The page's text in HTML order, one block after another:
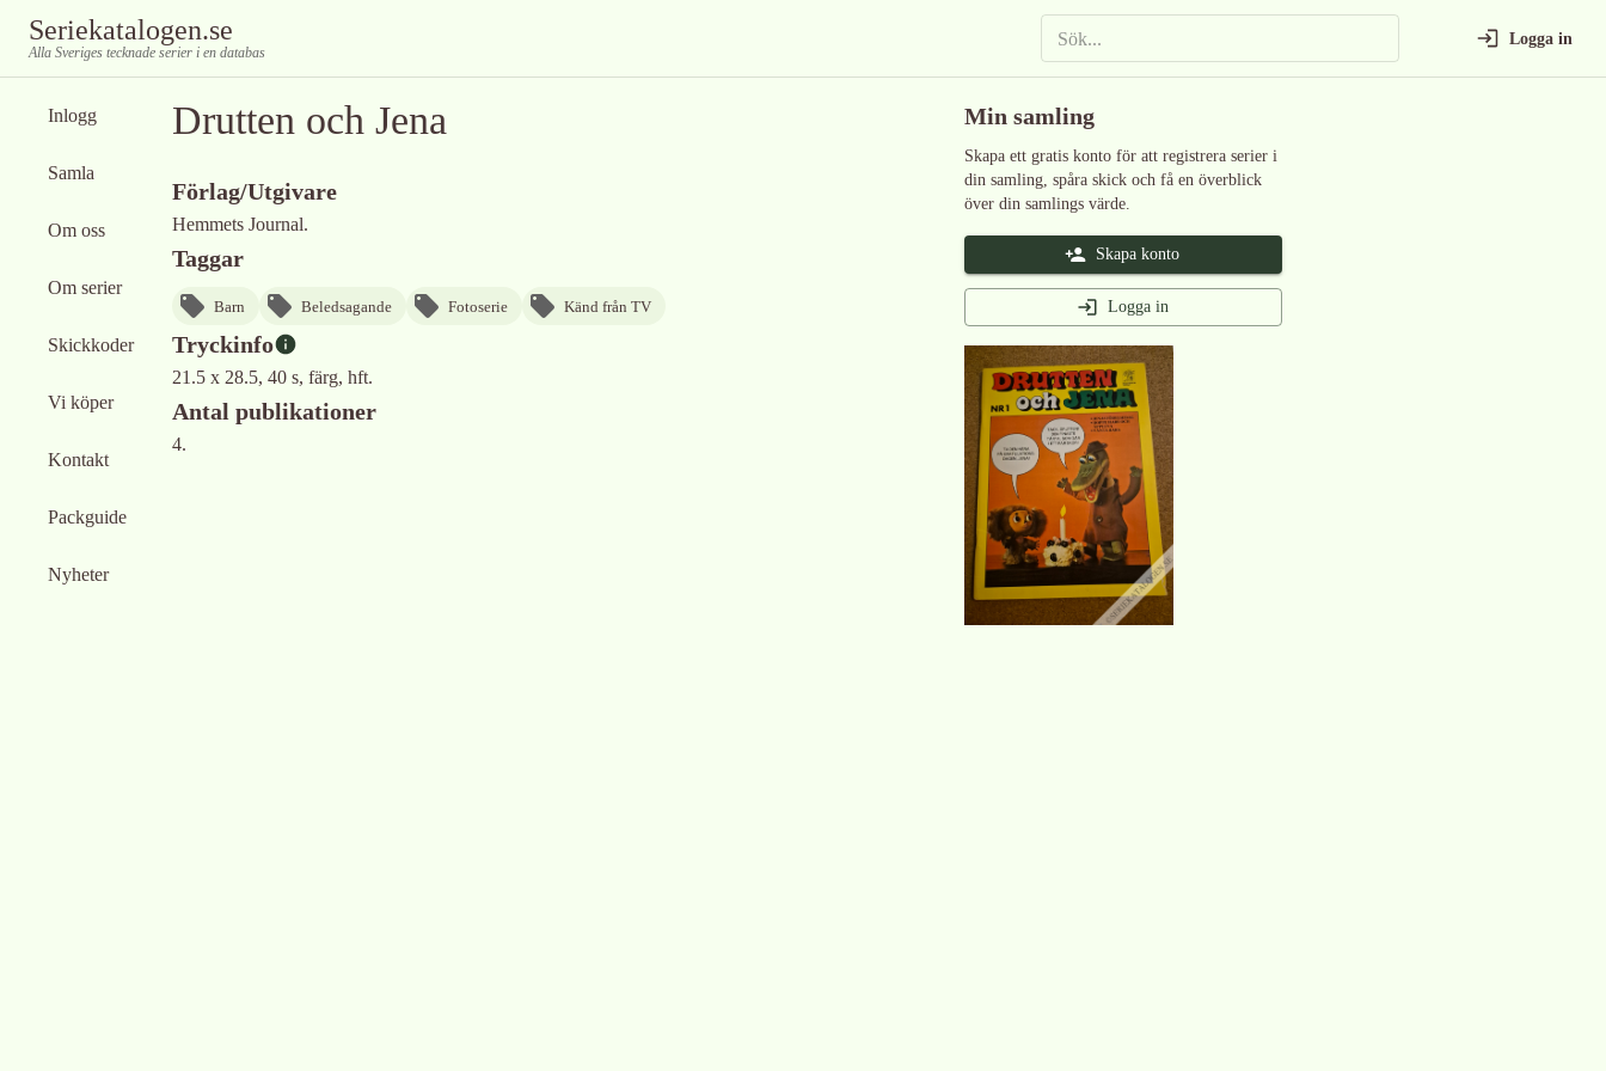
Seriekatalogen.se
Alla Sveriges tecknade serier i en databas
Logga in
Inlogg
Samla
Om oss
Om serier
Skickkoder
Vi köper
Kontakt
Packguide
Nyheter
Drutten och Jena
Förlag/Utgivare
Hemmets Journal.
Taggar
Barn Beledsagande Fotoserie Känd från TV
Tryckinfo
21.5 x 28.5, 40 s, färg, hft.
Antal publikationer
4.
Min samling
Skapa ett gratis konto för att registrera serier i
din samling, spåra skick och få en överblick
över din samlings värde.
Skapa konto
Logga in